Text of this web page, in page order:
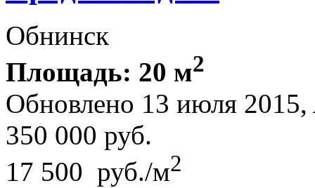
Обнинск
Площадь: 20 м2
Обновлено 13 июля 2015,
350 000 руб.
17 500 руб./м2